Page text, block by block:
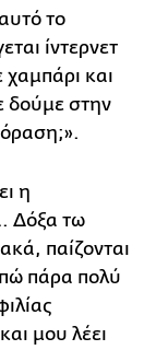
το
ίντερνετ
χαμπάρι και
δούμε στην
η
Δόξα τω
παίζονται
πάρα πολύ
μου λέει